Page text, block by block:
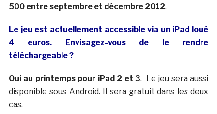
500 entre septembre et décembre 2012.
Le jeu est actuellement accessible via un iPad loué
4 euros. Envisagez-vous de le rendre
téléchargeable ?
Oui au printemps pour iPad 2 et 3. Le jeu sera aussi
disponible sous Android. Il sera gratuit dans les deux
cas.